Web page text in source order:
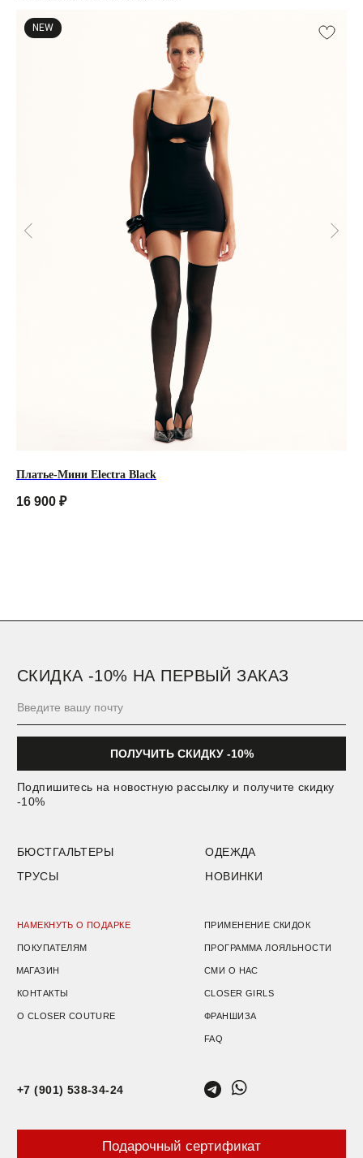
NEW
Платье-Мини Electra Black
16 900 ₽
НОВИНКИ
ТРУСЫ
ПРИМЕНЕНИЕ СКИДОК
FAQ
ФРАНШИЗА
CLOSER GIRLS
ПРОГРАММА ЛОЯЛЬНОСТИ
СМИ О НАС
ПОЛУЧИТЬ СКИДКУ -10%
Подпишитесь на новостную рассылку и получите скидку
СКИДКА -10% НА ПЕРВЫЙ ЗАКАЗ
Подарочный сертификат